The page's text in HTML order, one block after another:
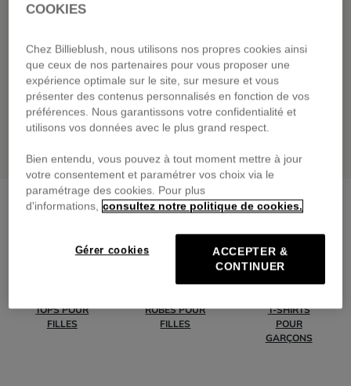
BILLIEBLUSH FAIT
SA RENTRÉE
DÉCOUVRIR
TOPS POUR
FILLES
ROBES POUR
FILLES
T-SHIRTS
POUR
GARÇONS
COOKIES
Chez Billieblush, nous utilisons nos propres cookies ainsi
que ceux de nos partenaires pour vous proposer une
expérience optimale sur le site, sur mesure et vous
présenter des contenus personnalisés en fonction de vos
préférences. Nous garantissons votre confidentialité et
utilisons vos données avec le plus grand respect.
Bien entendu, vous pouvez à tout moment mettre à jour
votre consentement et paramétrer vos choix via le
paramétrage des cookies. Pour plus
d'informations, consultez notre politique de cookies.
Gérer cookies ACCEPTER &
CONTINUER